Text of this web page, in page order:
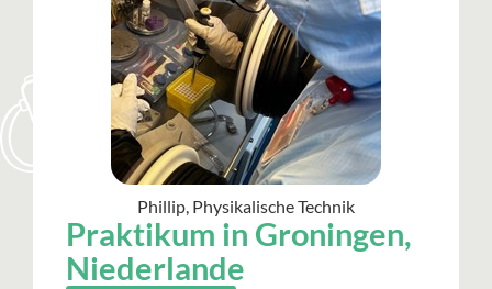
Phillip, Physikalische Technik
Praktikum in Groningen,
Niederlande